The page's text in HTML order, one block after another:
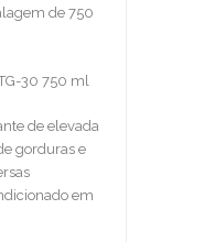
de 750
30 750 ml
de elevada
gorduras e
em